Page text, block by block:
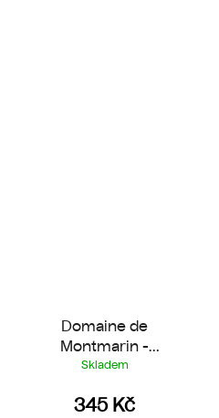
Domaine de
Montmarin -
Chardonnay 2025
Skladem
345 Kč